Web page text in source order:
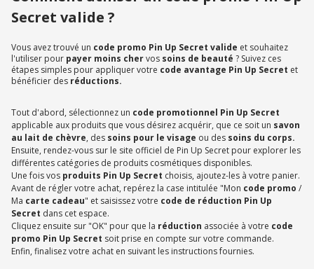
Secret valide ?
Vous avez trouvé un code promo Pin Up Secret valide et souhaitez
l'utiliser pour payer moins chervos soins de beauté ? Suivez ces
étapes simples pour appliquer votre code avantage Pin Up Secret et
bénéficier des réductions.
Tout d'abord, sélectionnez un code promotionnel Pin Up Secret
applicable aux produits que vous désirez acquérir, que ce soit un savon
au lait de chèvre, des soins pour le visage ou des soins du corps.
Ensuite, rendez-vous sur le site officiel de Pin Up Secret pour explorer les
différentes catégories de produits cosmétiques disponibles.
Une fois vos produits Pin Up Secret choisis, ajoutez-les à votre panier.
Avant de régler votre achat, repérez la case intitulée "Mon code promo /
Ma carte cadeau" et saisissez votre code de réduction Pin Up
Secret dans cet espace.
Cliquez ensuite sur "OK" pour que la réduction associée à votre code
promo Pin Up Secret soit prise en compte sur votre commande.
Enfin, finalisez votre achat en suivant les instructions fournies.